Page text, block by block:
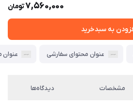
7,560,000تومان
به سبدخرید
عنوان محتوای سفارشی عنوان
مشخصات دیدگاه‌ها